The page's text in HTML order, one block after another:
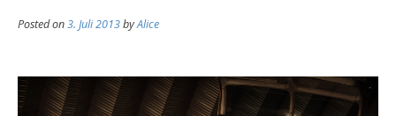
Posted on3. Juli 2013byAlice